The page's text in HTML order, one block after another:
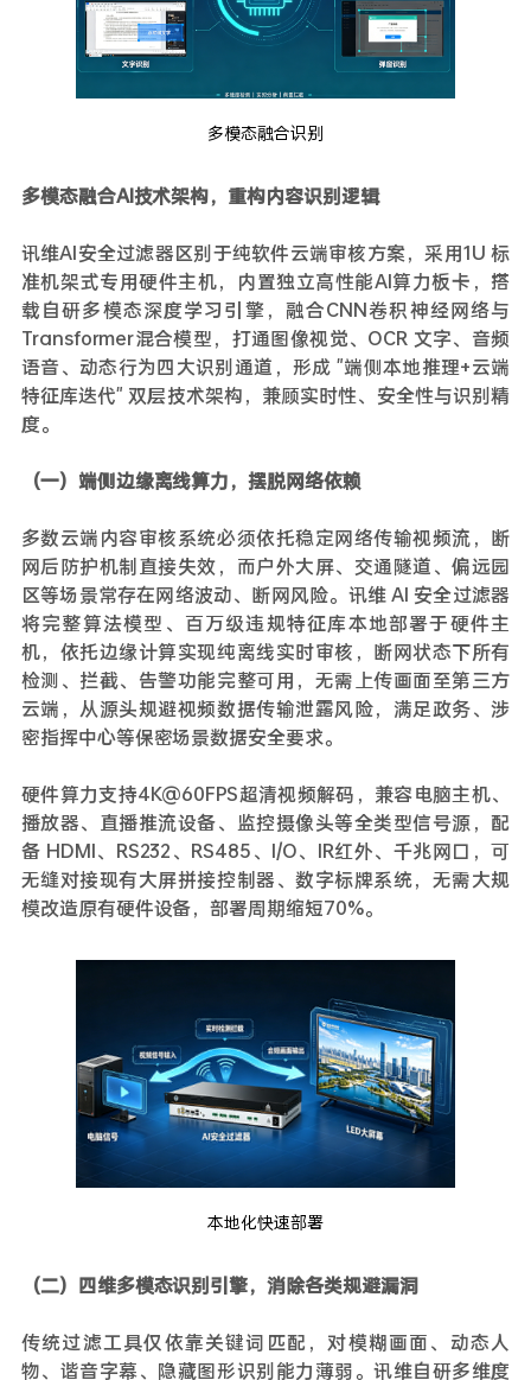
多模态融合识别
多模态融合AI技术架构，重构内容识别逻辑
讯维AI安全过滤器区别于纯软件云端审核方案，采用1U 标
准机架式专用硬件主机，内置独立高性能AI算力板卡，搭
载自研多模态深度学习引擎，融合CNN卷积神经网络与
Transformer混合模型，打通图像视觉、OCR 文字、音频
语音、动态行为四大识别通道，形成 "端侧本地推理+云端
特征库迭代" 双层技术架构，兼顾实时性、安全性与识别精
度。
（一）端侧边缘离线算力，摆脱网络依赖
多数云端内容审核系统必须依托稳定网络传输视频流，断
网后防护机制直接失效，而户外大屏、交通隧道、偏远园
区等场景常存在网络波动、断网风险。讯维 AI 安全过滤器
将完整算法模型、百万级违规特征库本地部署于硬件主
机，依托边缘计算实现纯离线实时审核，断网状态下所有
检测、拦截、告警功能完整可用，无需上传画面至第三方
云端，从源头规避视频数据传输泄露风险，满足政务、涉
密指挥中心等保密场景数据安全要求。
硬件算力支持4K@60FPS超清视频解码，兼容电脑主机、
播放器、直播推流设备、监控摄像头等全类型信号源，配
备 HDMI、RS232、RS485、I/O、IR红外、千兆网口，可
无缝对接现有大屏拼接控制器、数字标牌系统，无需大规
模改造原有硬件设备，部署周期缩短70%。
本地化快速部署
（二）四维多模态识别引擎，消除各类规避漏洞
传统过滤工具仅依靠关键词匹配，对模糊画面、动态人
物、谐音字幕、隐藏图形识别能力薄弱。讯维自研多维度